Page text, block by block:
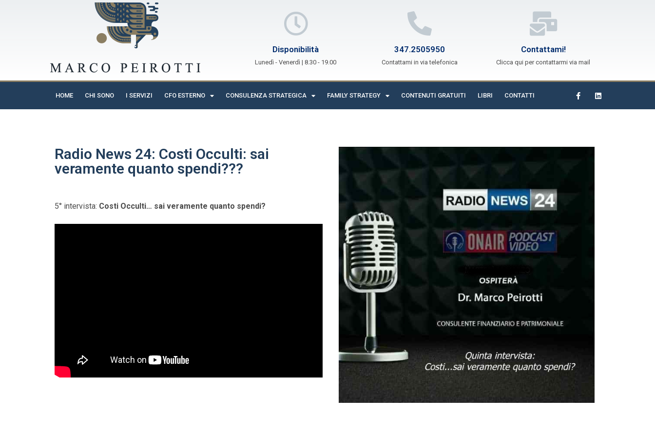
Disponibilità
Lunedì - Venerdì | 8.30 - 19.00
347.2505950
Contattami in via telefonica
Contattami!
Clicca qui per contattarmi via mail
HOME CHI SONO I SERVIZI CFO ESTERNO CONSULENZA STRATEGICA FAMILY STRATEGY CONTENUTI GRATUITI LIBRI CONTATTI
Radio News 24: Costi Occulti: sai
veramente quanto spendi???
5° intervista: Costi Occulti… sai veramente quanto spendi?